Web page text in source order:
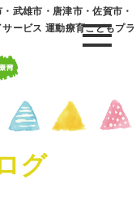
武雄市・唐津市・佐賀市・
ービス 運動療育こどもプラ
グ